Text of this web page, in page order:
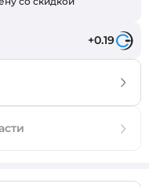
+0.19